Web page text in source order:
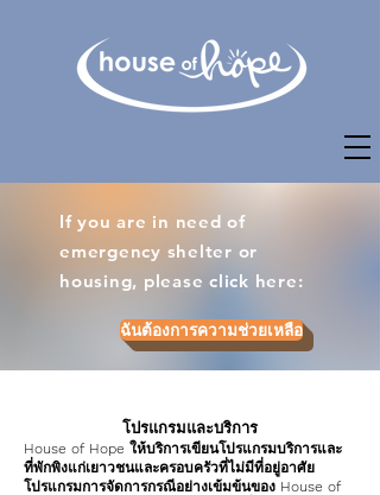
If you are in need of
emergency shelter or
housing, please click here:
ฉันต้องการความช่วยเหลือ
โปรแกรมและบริการ
House of Hope ให้บริการเขียนโปรแกรมบริการและ
ที่พักพิงแก่เยาวชนและครอบครัวที่ไม่มีที่อยู่อาศัย
โปรแกรมการจัดการกรณีอย่างเข้มข้นของ House of